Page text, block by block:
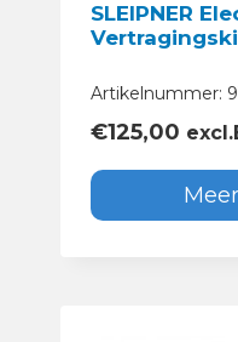
SLEIPNER
Artikelnummer:
€125,00